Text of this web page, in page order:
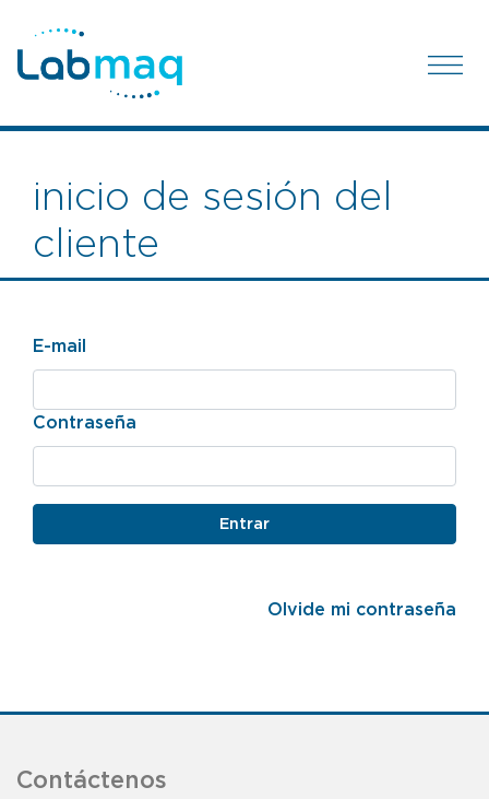
inicio de sesión del
cliente
E-mail
Contraseña
Entrar
Olvide mi contraseña
Contáctenos